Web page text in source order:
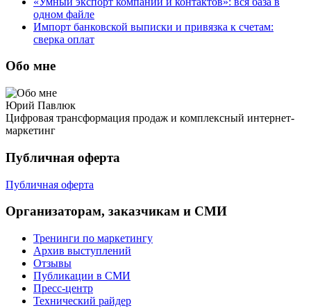
одном файле
Импорт банковской выписки и привязка к счетам:
сверка оплат
Обо мне
Юрий Павлюк
Цифровая трансформация продаж и комплексный интернет-
маркетинг
Публичная оферта
Публичная оферта
Организаторам, заказчикам и СМИ
Тренинги по маркетингу
Архив выступлений
Отзывы
Публикации в СМИ
Пресс-центр
Технический райдер